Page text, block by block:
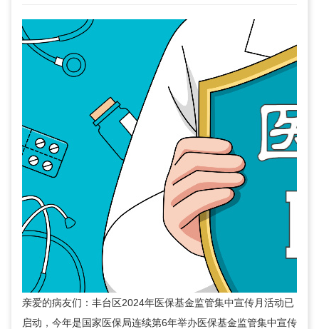
亲爱的病友们：丰台区2024年医保基金监管集中宣传月活动已
启动，今年是国家医保局连续第6年举办医保基金监管集中宣传